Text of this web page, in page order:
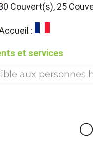
Couvert(s), 25
:
et services
aux personnes